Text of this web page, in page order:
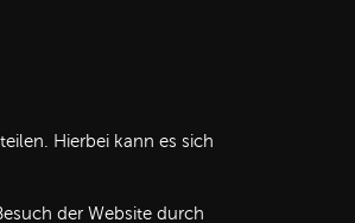
Hierbei kann es sich
der Website durch